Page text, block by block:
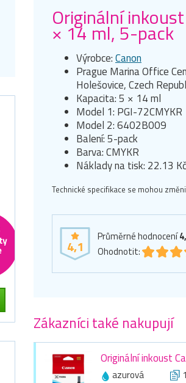
Originální
× 14 ml, 5-pack
Výrobce:Canon
Prague Marina Office
Holešovice, Czech
Kapacita: 5 × 14 ml
Model 1: PGI-72CMYKR
Model 2: 6402B009
Balení: 5-pack
Barva: CMYKR
Náklady na tisk: 22.13
Technické specifikace se mohou
4,1
Průměrné hodnocení
Ohodnotit:
Zákazníci také nakupují
Originální inkoust
azurová